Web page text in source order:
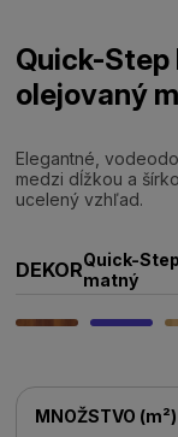
Quick-Step
olejovaný
Elegantné,
medzi dĺžkou a
ucelený vzhľad.
DEKORQuick-
matný
MNOŽSTVO (m²)